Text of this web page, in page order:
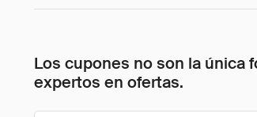
Los cupones no son la única
expertos en ofertas.